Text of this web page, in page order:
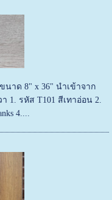
นาด 8" x 36" นำเข้าจาก
1. รหัส T101 สีเทาอ่อน 2.
4....